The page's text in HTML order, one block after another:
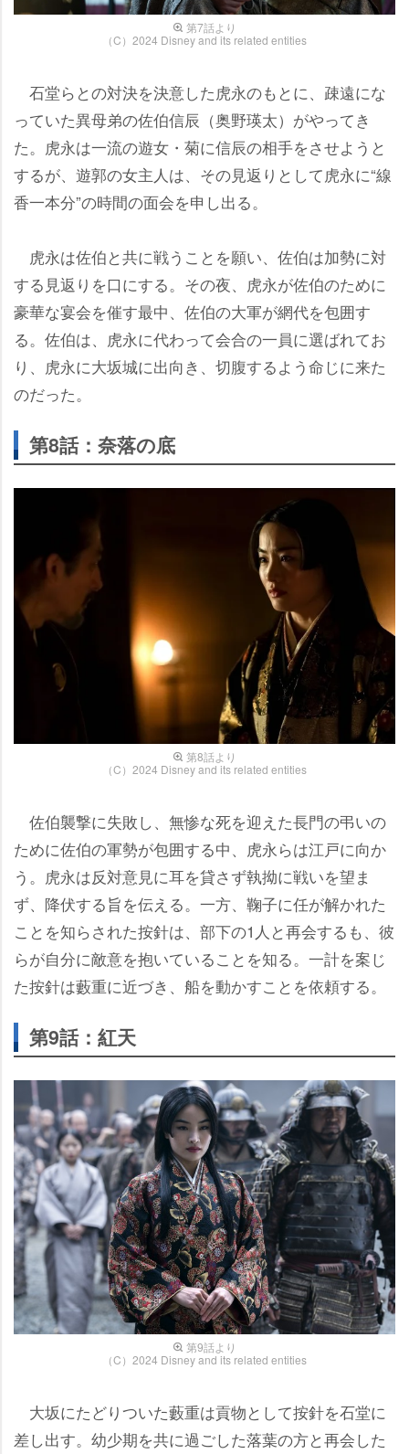
第7話より
（C）2024 Disney and its related entities
石堂らとの対決を決意した虎永のもとに、疎遠にな
っていた異母弟の佐伯信辰（奥野瑛太）がやってき
た。虎永は一流の遊女・菊に信辰の相手をさせようと
するが、遊郭の女主人は、その見返りとして虎永に“線
香一本分”の時間の面会を申し出る。
虎永は佐伯と共に戦うことを願い、佐伯は加勢に対
する見返りを口にする。その夜、虎永が佐伯のために
豪華な宴会を催す最中、佐伯の大軍が網代を包囲す
る。佐伯は、虎永に代わって会合の一員に選ばれてお
り、虎永に大坂城に出向き、切腹するよう命じに来た
のだった。
第8話：奈落の底
第8話より
（C）2024 Disney and its related entities
佐伯襲撃に失敗し、無惨な死を迎えた長門の弔いの
ために佐伯の軍勢が包囲する中、虎永らは江戸に向か
う。虎永は反対意見に耳を貸さず執拗に戦いを望ま
ず、降伏する旨を伝える。一方、鞠子に任が解かれた
ことを知らされた按針は、部下の1人と再会するも、彼
らが自分に敵意を抱いていることを知る。一計を案じ
た按針は藪重に近づき、船を動かすことを依頼する。
第9話：紅天
第9話より
（C）2024 Disney and its related entities
大坂にたどりついた藪重は貢物として按針を石堂に
差し出す。幼少期を共に過ごした落葉の方と再会した